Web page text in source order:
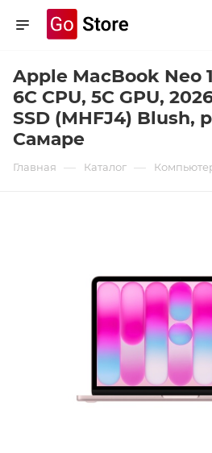
Apple MacBook Neo
6C CPU, 5C GPU,
SSD (MHFJ4) Blush,
Самаре
Главная — Каталог —